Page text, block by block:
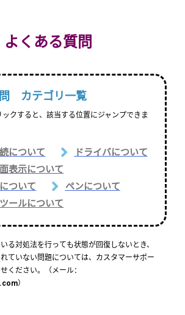
よくある質問
カテゴリ一覧
クすると、該当する位置にジャンプできま
について
ドライバについて
表示について
ついて
ペンについて
ールについて
る対処法を行っても状態が回復しないとき、
ていない問題については、カスタマーサポー
ください。（メール：
）